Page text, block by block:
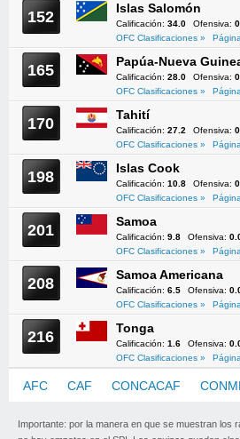
152 Islas Salomón
Calificación: 34.0 Ofensiva:
OFC Clasificaciones »
165 Papúa-Nueva
Calificación: 28.0 Ofensiva:
OFC Clasificaciones »
170 Tahití
Calificación: 27.2 Ofensiva:
OFC Clasificaciones »
198 Islas Cook
Calificación: 10.8 Ofensiva:
OFC Clasificaciones »
201 Samoa
Calificación: 9.8 Ofensiva:
OFC Clasificaciones »
208 Samoa Americana
Calificación: 6.5 Ofensiva:
OFC Clasificaciones »
216 Tonga
Calificación: 1.6 Ofensiva:
OFC Clasificaciones »
AFC CAF CONCACAF
Importante: por la manera en que se muestran los